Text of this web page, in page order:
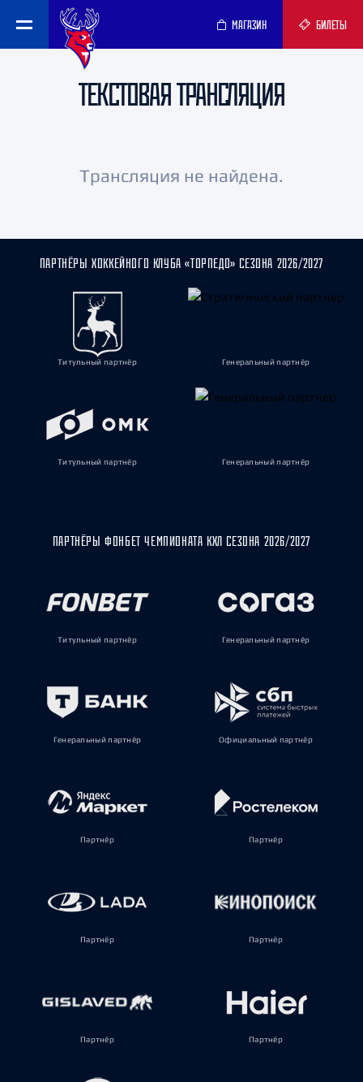
МАГАЗИН БИЛЕТЫ
ТЕКСТОВАЯ ТРАНСЛЯЦИЯ
Трансляция не найдена.
ПАРТНЁРЫ ХОККЕЙНОГО КЛУБА «ТОРПЕДО» СЕЗОНА 2026/2027
Титульный партнёр Генеральный партнёр
Титульный партнёр Генеральный партнёр
ПАРТНЁРЫ ФОНБЕТ ЧЕМПИОНАТА КХЛ СЕЗОНА 2026/2027
Титульный партнёр Генеральный партнёр
Генеральный партнёр Официальный партнёр
Партнёр Партнёр
Партнёр Партнёр
Партнёр Партнёр